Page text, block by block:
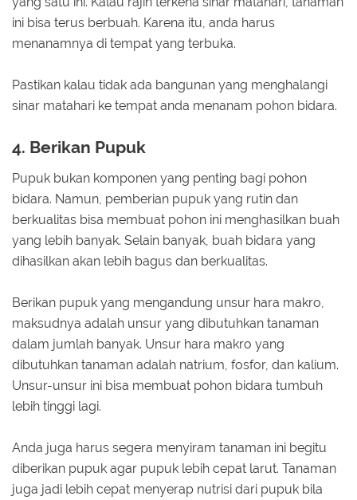
ini bisa terus berbuah. Karena itu, anda harus
menanamnya di tempat yang terbuka.
Pastikan kalau tidak ada bangunan yang menghalangi
sinar matahari ke tempat anda menanam pohon bidara.
4. Berikan Pupuk
Pupuk bukan komponen yang penting bagi pohon
bidara. Namun, pemberian pupuk yang rutin dan
berkualitas bisa membuat pohon ini menghasilkan buah
yang lebih banyak. Selain banyak, buah bidara yang
dihasilkan akan lebih bagus dan berkualitas.
Berikan pupuk yang mengandung unsur hara makro,
maksudnya adalah unsur yang dibutuhkan tanaman
dalam jumlah banyak. Unsur hara makro yang
dibutuhkan tanaman adalah natrium, fosfor, dan kalium.
Unsur-unsur ini bisa membuat pohon bidara tumbuh
lebih tinggi lagi.
Anda juga harus segera menyiram tanaman ini begitu
diberikan pupuk agar pupuk lebih cepat larut. Tanaman
juga jadi lebih cepat menyerap nutrisi dari pupuk bila